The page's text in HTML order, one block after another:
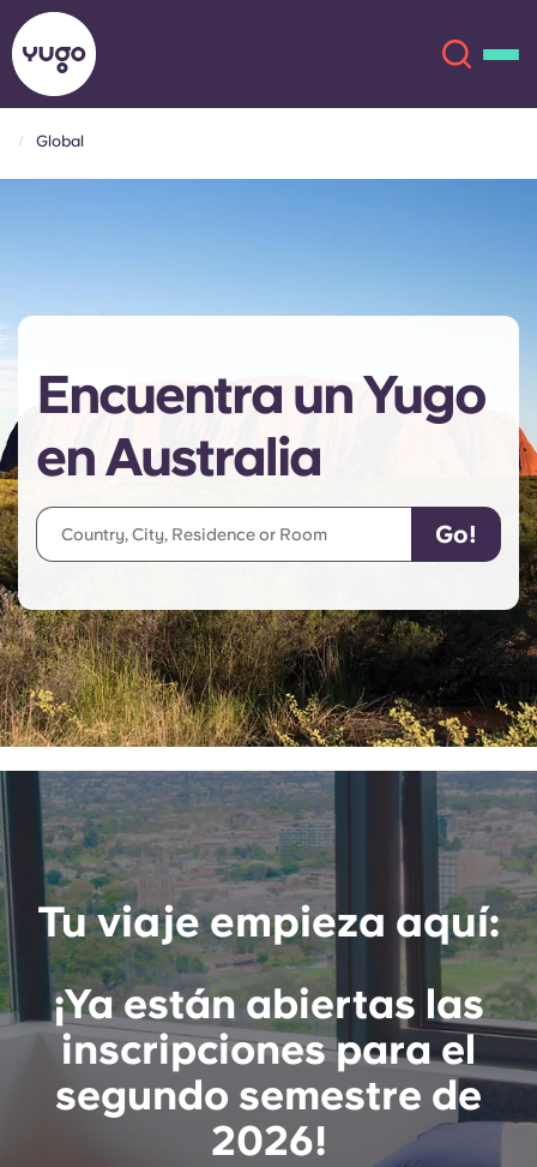
English (GB)
English (US)
Chinese
Español
Català
Deutsch
Italian
French
Portuguese
Elige un país
Elige una residencia
Iniciar sesión
Chinese Español
Català Deutsch
Italian
Portuguese
Global
Encuentra un Yugo
en Australia
Tu viaje empieza aquí:
¡Ya están abiertas las
inscripciones para el
segundo semestre de
2026!